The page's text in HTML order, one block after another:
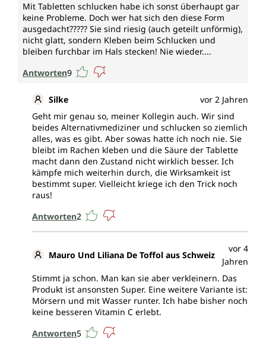
Mit Tabletten schlucken habe ich sonst überhaupt gar
keine Probleme. Doch wer hat sich den diese Form
ausgedacht????? Sie sind riesig (auch geteilt unförmig),
nicht glatt, sondern Kleben beim Schlucken und
bleiben furchbar im Hals stecken! Nie wieder....
Antworten9
Silke
vor 2 Jahren
Geht mir genau so, meiner Kollegin auch. Wir sind
beides Alternativmediziner und schlucken so ziemlich
alles, was es gibt. Aber sowas hatte ich noch nie. Sie
bleibt im Rachen kleben und die Säure der Tablette
macht dann den Zustand nicht wirklich besser. Ich
kämpfe mich weiterhin durch, die Wirksamkeit ist
bestimmt super. Vielleicht kriege ich den Trick noch
raus!
Antworten2
Mauro Und Liliana De Toffol aus Schweiz
vor 4
Jahren
Stimmt ja schon. Man kan sie aber verkleinern. Das
Produkt ist ansonsten Super. Eine weitere Variante ist:
Mörsern und mit Wasser runter. Ich habe bisher noch
keine besseren Vitamin C erlebt.
Antworten5